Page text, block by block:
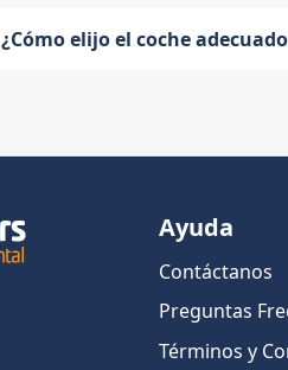
¿Cómo elijo el coche
Ayuda
Contáctanos
Preguntas
Términos y